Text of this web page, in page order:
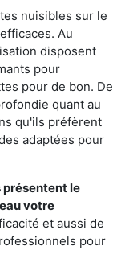
nuisibles sur le
Au
disposent
pour
pour de bon. De
quant au
qu'ils préfèrent
adaptées pour
présentent le
votre
et aussi de
pour